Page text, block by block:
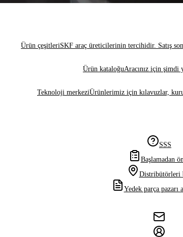
Ürün çeşitleriSKF araç üreticilerinin tercihidir. Satış
Ürün kataloğuAracınız için şimdi
Teknoloji merkeziÜrünlerimiz için kılavuzlar,
SSS
Başlamadan
Distribütörleri
Yedek parça pazarı